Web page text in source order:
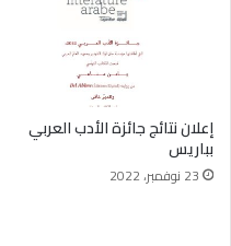
إعلان نتائج جائزة الأدب العربي
بباريس
23 نوفمبر، 2022